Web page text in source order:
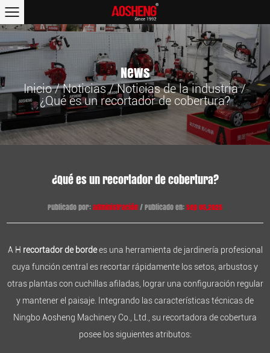
News
Inicio/Noticias/Noticias de la industria/
¿Qué es un recortador de cobertura?
¿Qué es un recortador de cobertura?
Publicado por:administración/ Publicado en:Sep 05,2025
A H recortador de bordees una herramienta de jardinería profesional
cuya función central es recortar rápidamente los setos, arbustos y
otras plantas con cuchillas afiladas, lograr una configuración regular
y mantener el paisaje. Integrando las características técnicas de
Ningbo Aosheng Machinery Co., Ltd., su recortadora de cobertura
posee los siguientes atributos: